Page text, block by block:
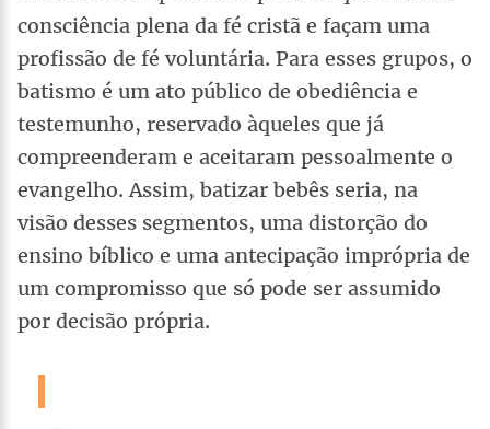
consciência plena da fé cristã e façam uma
profissão de fé voluntária. Para esses grupos, o
batismo é um ato público de obediência e
testemunho, reservado àqueles que já
compreenderam e aceitaram pessoalmente o
evangelho. Assim, batizar bebês seria, na
visão desses segmentos, uma distorção do
ensino bíblico e uma antecipação imprópria de
um compromisso que só pode ser assumido
por decisão própria.